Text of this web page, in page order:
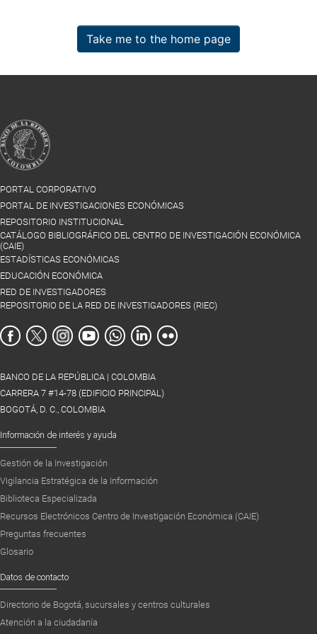
Take me to the home page
PORTAL CORPORATIVO
PORTAL DE INVESTIGACIONES ECONÓMICAS
REPOSITORIO INSTITUCIONAL
CATÁLOGO BIBLIOGRÁFICO DEL CENTRO DE INVESTIGACIÓN ECONÓMICA
(CAIE)
ESTADÍSTICAS ECONÓMICAS
EDUCACIÓN ECONÓMICA
RED DE INVESTIGADORES
REPOSITORIO DE LA RED DE INVESTIGADORES (RIEC)
BANCO DE LA REPÚBLICA | COLOMBIA
CARRERA 7 #14-78 (EDIFICIO PRINCIPAL)
BOGOTÁ, D. C., COLOMBIA
Información de interés y ayuda
Gestión de la Investigación
Vigilancia Estratégica de la Información
Biblioteca Especializada
Recursos Electrónicos Centro de Investigación Económica (CAIE)
Preguntas frecuentes
Glosario
Datos de contacto
Directorio de Bogotá, sucursales y centros culturales
Atención a la ciudadanía